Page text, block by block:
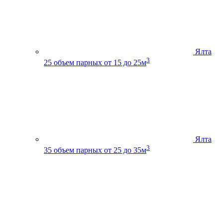
Ялта
25 объем парных от 15 до 25м3
Ялта
35 объем парных от 25 до 35м3